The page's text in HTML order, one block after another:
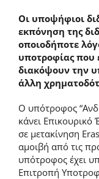
Οι υποψήφιοι
εκπόνηση της
οποιοδήποτε
υποτροφίας που
διακόψουν την
άλλη
Ο υπότροφος
κάνει Επικουρικό
σε μετακίνηση
αμοιβή από τις
υπότροφος έχει
Επιτροπή